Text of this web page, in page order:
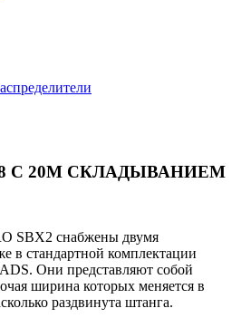
28 С 20М СКЛАДЫВАНИЕМ
SBX2 снабжены двумя
в стандартной комплектации
Они представляют собой
ширина которых меняется в
раздвинута штанга.